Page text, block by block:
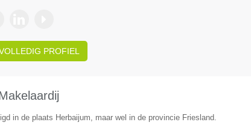
PROFIEL
in de plaats Herbaijum, maar wel in de provincie Friesland.